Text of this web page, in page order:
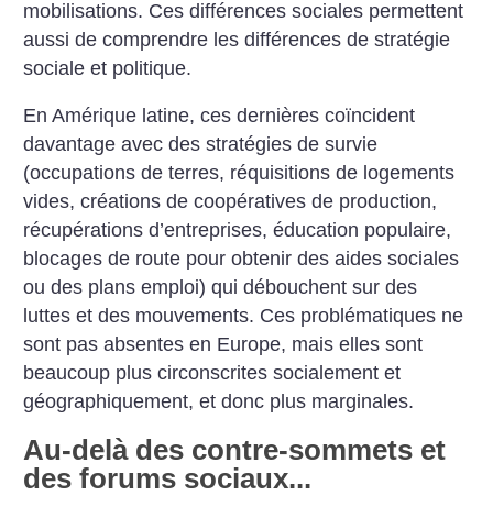
mobilisations. Ces différences sociales permettent
aussi de comprendre les différences de stratégie
sociale et politique.
En Amérique latine, ces dernières coïncident
davantage avec des stratégies de survie
(occupations de terres, réquisitions de logements
vides, créations de coopératives de production,
récupérations d’entreprises, éducation populaire,
blocages de route pour obtenir des aides sociales
ou des plans emploi) qui débouchent sur des
luttes et des mouvements. Ces problématiques ne
sont pas absentes en Europe, mais elles sont
beaucoup plus circonscrites socialement et
géographiquement, et donc plus marginales.
Au-delà des contre-sommets et
des forums sociaux...